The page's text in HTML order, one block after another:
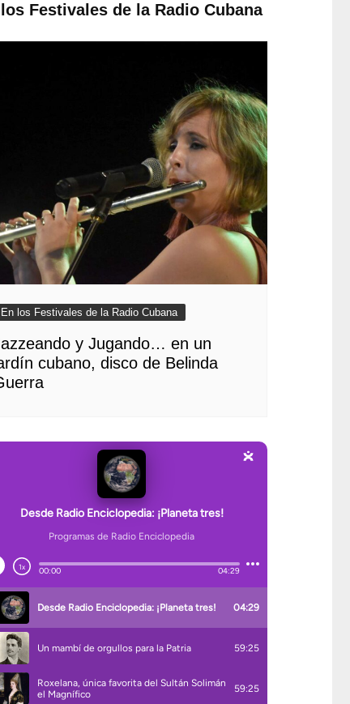
Festivales de la Radio Cubana
En los Festivales de la Radio Cubana
y Jugando… en un
cubano, disco de Belinda